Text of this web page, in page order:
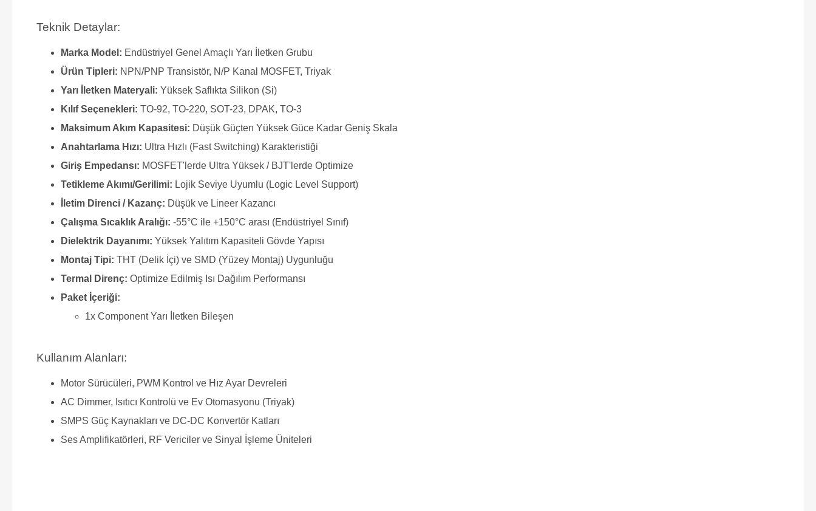
Teknik Detaylar:
Marka Model: Endüstriyel Genel Amaçlı Yarı İletken Grubu
Ürün Tipleri: NPN/PNP Transistör, N/P Kanal MOSFET, Triyak
Yarı İletken Materyali: Yüksek Saflıkta Silikon (Si)
Kılıf Seçenekleri: TO-92, TO-220, SOT-23, DPAK, TO-3
Maksimum Akım Kapasitesi: Düşük Güçten Yüksek Güce Kadar Geniş Skala
Anahtarlama Hızı: Ultra Hızlı (Fast Switching) Karakteristiği
Giriş Empedansı: MOSFET'lerde Ultra Yüksek / BJT'lerde Optimize
Tetikleme Akımı/Gerilimi: Lojik Seviye Uyumlu (Logic Level Support)
İletim Direnci / Kazanç: Düşük ve Lineer Kazancı
Çalışma Sıcaklık Aralığı: -55°C ile +150°C arası (Endüstriyel Sınıf)
Dielektrik Dayanımı: Yüksek Yalıtım Kapasiteli Gövde Yapısı
Montaj Tipi: THT (Delik İçi) ve SMD (Yüzey Montaj) Uygunluğu
Termal Direnç: Optimize Edilmiş Isı Dağılım Performansı
Paket İçeriği:
1x Component Yarı İletken Bileşen
Kullanım Alanları:
Motor Sürücüleri, PWM Kontrol ve Hız Ayar Devreleri
AC Dimmer, Isıtıcı Kontrolü ve Ev Otomasyonu (Triyak)
SMPS Güç Kaynakları ve DC-DC Konvertör Katları
Ses Amplifikatörleri, RF Vericiler ve Sinyal İşleme Üniteleri